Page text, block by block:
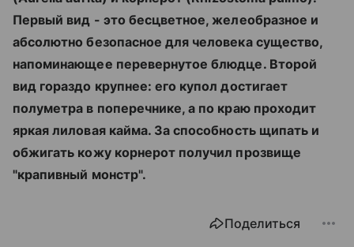
Первый вид - это бесцветное, желеобразное и
абсолютно безопасное для человека существо,
напоминающее перевернутое блюдце. Второй
вид гораздо крупнее: его купол достигает
полуметра в поперечнике, а по краю проходит
яркая лиловая кайма. За способность щипать и
обжигать кожу корнерот получил прозвище
"крапивный монстр".
Поделиться